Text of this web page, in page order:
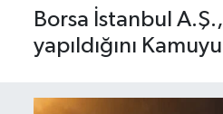
Borsa İstanbul
yapıldığını
Kiripto Para Piyasası
Gizlilik Sözleşmesi